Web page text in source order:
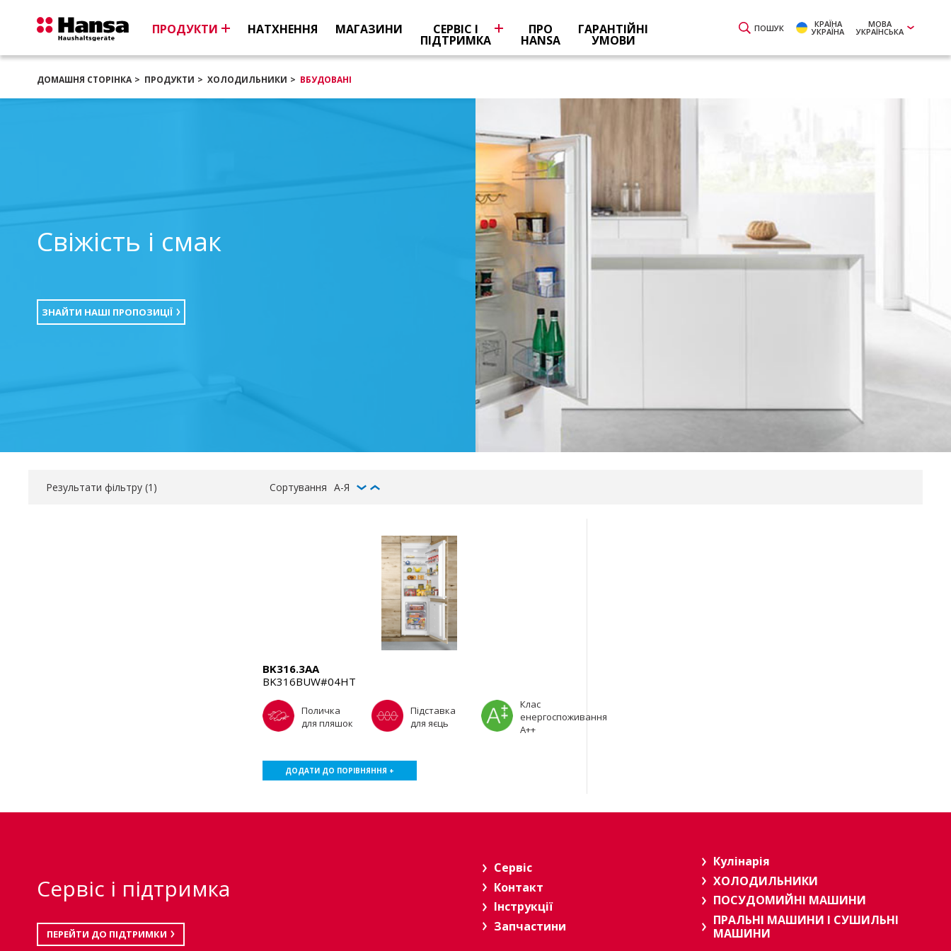
ПОШУК КРАЇНА
УКРАЇНА
МОВА
УКРАЇНСЬКА
ПРОДУКТИ НАТХНЕННЯ МАГАЗИНИ СЕРВІС І
ПІДТРИМКА
ПРО
HANSA
ГАРАНТІЙНІ
УМОВИ
ДОМАШНЯ СТОРІНКА ПРОДУКТИ ХОЛОДИЛЬНИКИ ВБУДОВАНІ
Свіжість і смак
ЗНАЙТИ НАШІ ПРОПОЗИЦІЇ
Результати фільтру (1 ) Сортування А-Я
BK316.3AA
BK316BUW#04HT
Поличка
для пляшок
Підставка
для яєць
Клас
енергоспоживання
А++
ДОДАТИ ДО ПОРІВНЯННЯ +
Сервіс і підтримка
ПЕРЕЙТИ ДО ПІДТРИМКИ
Сервіс
Контакт
Інструкції
Запчастини
Кулінарія
ХОЛОДИЛЬНИКИ
ПОСУДОМИЙНІ МАШИНИ
ПРАЛЬНІ МАШИНИ І СУШИЛЬНІ
МАШИНИ